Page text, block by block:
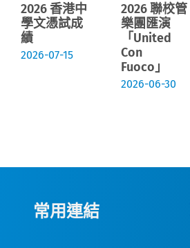
2026 香港中
學文憑試成
績
2026-07-15
2026 聯校管
樂團匯演
「United
Con
Fuoco」
2026-06-30
常用連結